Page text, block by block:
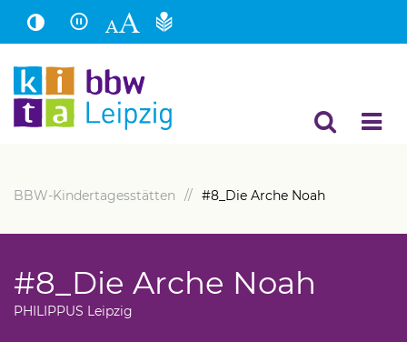
BBW-Kindertagesstätten #8_Die Arche Noah
#8_Die Arche Noah
PHILIPPUS Leipzig